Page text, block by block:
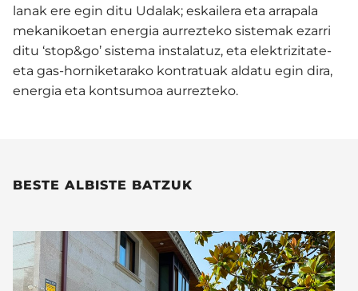
lanak ere egin ditu Udalak; eskailera eta arrapala
mekanikoetan energia aurrezteko sistemak ezarri
ditu ‘stop&go’ sistema instalatuz, eta elektrizitate-
eta gas-horniketarako kontratuak aldatu egin dira,
energia eta kontsumoa aurrezteko.
BESTE ALBISTE BATZUK